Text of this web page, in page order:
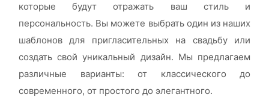
которые будут отражать ваш стиль и
персональность. Вы можете выбрать один из наших
шаблонов для пригласительных на свадьбу или
создать свой уникальный дизайн. Мы предлагаем
различные варианты: от классического до
современного, от простого до элегантного.